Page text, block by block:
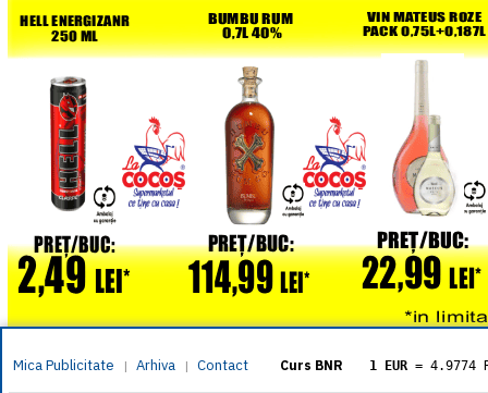
Mica Publicitate | Arhiva | Contact Curs BNR 1 EUR = 4.9774